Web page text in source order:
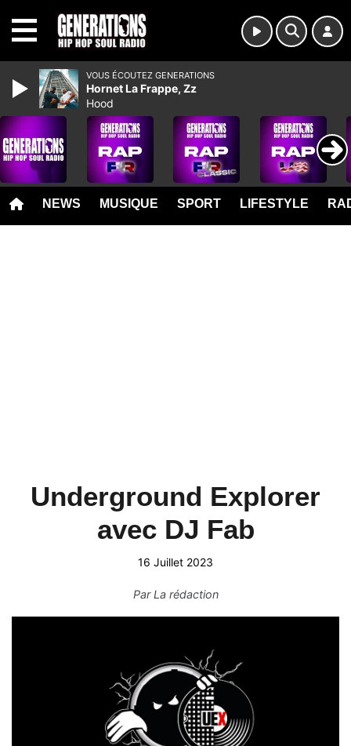
NEWS MUSIQUE SPORT LIFESTYLE
Underground Explorer
avec DJ Fab
16 Juillet 2023
ParLa rédaction
VOUS ÉCOUTEZ GENERATIONS
Hornet La Frappe, Zz
Hood